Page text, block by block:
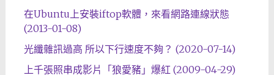
在Ubuntu上安裝iftop軟體，來看網路連線狀態
(2013-01-08)
光纖雜訊過高 所以下行速度不夠？ (2020-07-14)
上千張照串成影片「狼愛豬」爆紅 (2009-04-29)